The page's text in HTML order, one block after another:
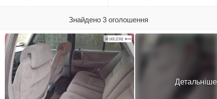
Знайдено 3 оголошення
Детальніше